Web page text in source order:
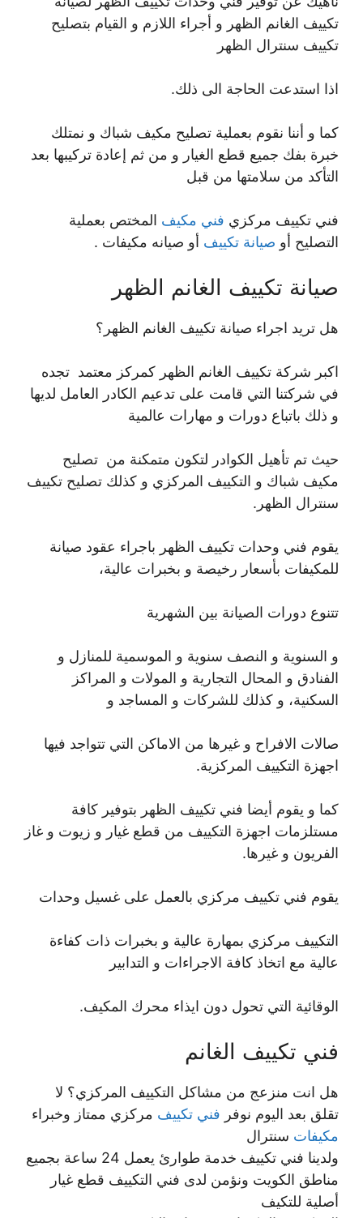
تكييف الغانم الظهر و أجراء اللازم و القيام بتصليح
تكييف سنترال الظهر
اذا استدعت الحاجة الى ذلك.
كما و أننا نقوم بعملية تصليح مكيف شباك و نمتلك
خبرة بفك جميع قطع الغيار و من ثم إعادة تركيبها بعد
التأكد من سلامتها من قبل
فني تكييف مركزي فني مكيف المختص بعملية
التصليح أو صيانة تكييف أو صيانه مكيفات .
صيانة تكييف الغانم الظهر
هل تريد اجراء صيانة تكييف الغانم الظهر؟
اكبر شركة تكييف الغانم الظهر كمركز معتمد تجده
في شركتنا التي قامت على تدعيم الكادر العامل لديها
و ذلك باتباع دورات و مهارات عالمية
حيث تم تأهيل الكوادر لتكون متمكنة من تصليح
مكيف شباك و التكييف المركزي و كذلك تصليح تكييف
سنترال الظهر.
يقوم فني وحدات تكييف الظهر باجراء عقود صيانة
للمكيفات بأسعار رخيصة و بخبرات عالية،
تتنوع دورات الصيانة بين الشهرية
و السنوية و النصف سنوية و الموسمية للمنازل و
الفنادق و المحال التجارية و المولات و المراكز
السكنية، و كذلك للشركات و المساجد و
صالات الافراح و غيرها من الاماكن التي تتواجد فيها
اجهزة التكييف المركزية.
كما و يقوم أيضا فني تكييف الظهر بتوفير كافة
مستلزمات اجهزة التكييف من قطع غيار و زيوت و غاز
الفريون و غيرها.
يقوم فني تكييف مركزي بالعمل على غسيل وحدات
التكييف مركزي بمهارة عالية و بخبرات ذات كفاءة
عالية مع اتخاذ كافة الاجراءات و التدابير
الوقائية التي تحول دون ايذاء محرك المكيف.
فني تكييف الغانم
هل انت منزعج من مشاكل التكييف المركزي؟ لا
تقلق بعد اليوم نوفر فني تكييف مركزي ممتاز وخبراء
مكيفات سنترال
ولدينا فني تكييف خدمة طوارئ يعمل 24 ساعة بجميع
مناطق الكويت ونؤمن لدى فني التكييف قطع غيار
أصلية للتكيف